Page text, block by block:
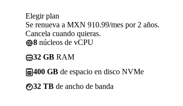
Elegir plan
Se renueva a MXN 910.99/mes por 2 años.
Cancela cuando quieras.
8 núcleos de vCPU
32 GB RAM
400 GB de espacio en disco NVMe
32 TB de ancho de banda